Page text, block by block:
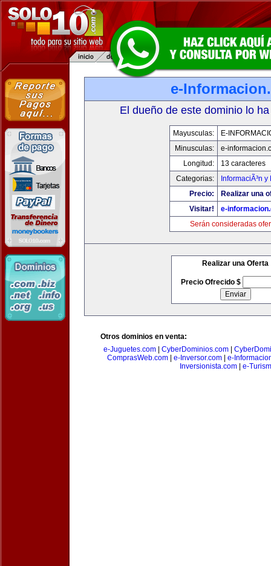
e-
El dueño de este dominio lo
Mayusculas:
E-
Minusculas:
e-
Longitud:
13 caracteres
Categorias:
InformaciÃ³n
Precio:
Realizar una
Visitar!
e-
Serán consideradas
Realizar una Oferta
Precio Ofrecido $
Otros dominios en venta:
e-Juguetes.com| CyberDominios.com|
ComprasWeb.com
e-Inversor.com
e-
Inversionista.com| e-